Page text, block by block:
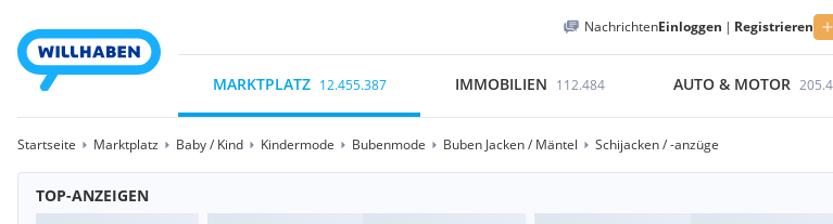
NachrichtenEinloggen | Registrieren
MARKTPLATZ 12.455.387 IMMOBILIEN 112.484 AUTO & MOTOR
Startseite Marktplatz Baby / Kind Kindermode Bubenmode Buben Jacken / Mäntel Schijacken / -anzüge
TOP-ANZEIGEN